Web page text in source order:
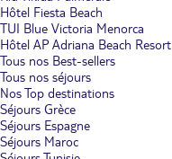
Hôtel Fiesta Beach
TUI Blue Victoria Menorca
Hôtel AP Adriana Beach Resort
Tous nos Best-sellers
Tous nos séjours
Nos Top destinations
Séjours Grèce
Séjours Espagne
Séjours Maroc